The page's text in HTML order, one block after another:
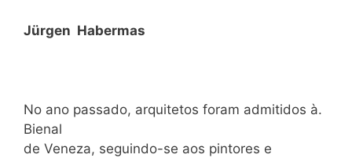
Jürgen Habermas
No ano passado, arquitetos foram admitidos à.
Bienal
de Veneza, seguindo-se aos pintores e